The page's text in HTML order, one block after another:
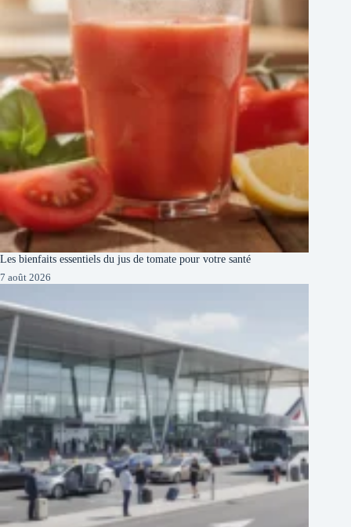
Les bienfaits essentiels du jus de tomate pour votre santé
7 août 2026